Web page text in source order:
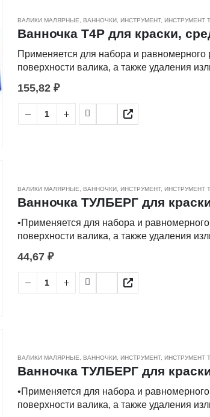
ВАЛИКИ МАЛЯРНЫЕ ВАННОЧКИ ИНСТРУМЕНТ, ИНСТРУМЕНТ
Ванночка Т4Р для краски,
Применяется для набора и равномерного
поверхности валика, а также удаления
• Изготовлена из высококачественных
деформациям и растворителям.
155,82 ₽
ВАЛИКИ МАЛЯРНЫЕ ВАННОЧКИ ИНСТРУМЕНТ, ИНСТРУМЕНТ
Ванночка ТУЛБЕРГ для
•Применяется для набора и
поверхности валика, а также удаления
•Изготовлена из пластмассы.
44,67 ₽
ВАЛИКИ МАЛЯРНЫЕ ВАННОЧКИ ИНСТРУМЕНТ, ИНСТРУМЕНТ
Ванночка ТУЛБЕРГ для
•Применяется для набора и
поверхности валика, а также удаления